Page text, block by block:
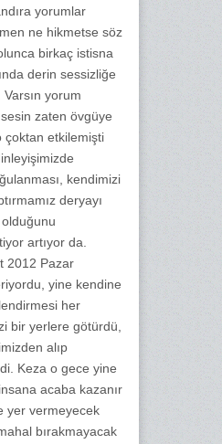
yorumlar
ne hikmetse söz
birkaç istisna
derin sessizliğe
yorum
zaten övgüye
çoktan etkilemişti
kendimizi
deryayı
artıyor da.
2012 Pazar
yine kendine
her
bir yerlere götürdü,
alıp
Keza o gece yine
acaba kazanır
yer vermeyecek
bırakmayacak